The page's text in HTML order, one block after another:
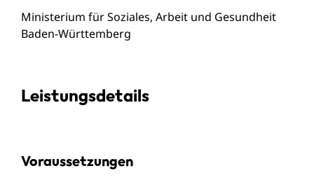
Ministerium für Soziales, Arbeit und Gesundheit
Baden-Württemberg
Leistungsdetails
Voraussetzungen